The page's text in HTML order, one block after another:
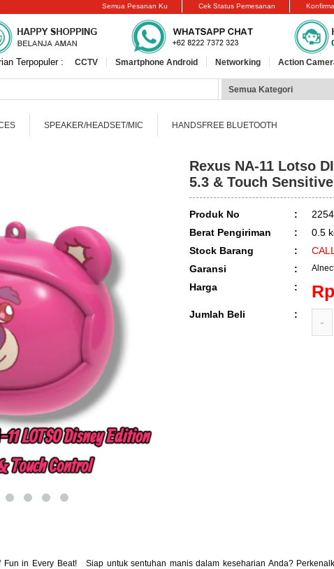
Semua Pesanan Ku Cek Status Pemesanan
Terpopuler : CCTV Smartphone Android Networking Action
SPEAKER/HEADSET/MIC HANDSFREE BLUETOOTH
Rexus NA-11 Lotso
5.3 & Touch
Produk No :
Berat Pengiriman
:
0.5
Stock Barang
:
Garansi
:
Harga :
Jumlah Beli :
-
Fun in Every Beat! Siap untuk sentuhan manis dalam keseharian Anda?